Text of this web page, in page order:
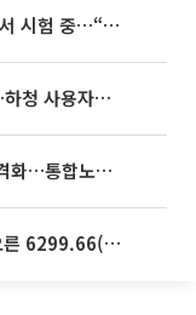
트업 여러 곳 참여”
현대차·기아, 이번 주 임단협 재개…하청 사용자성 재심도 ‘변수’
SK하이닉스 ‘자사주 성과급’ 갈등 격화…통합노조 출범 움직임
마감)